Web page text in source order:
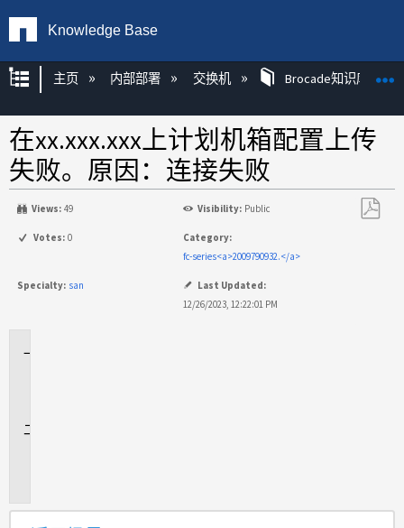
Knowledge Base
扩展/隐缩全局层次
主页 内部部署 交换机 Brocade知识库文章
在xx.xxx.xxx上计划机箱配置上传
失败。原因：连接失败
Views: 49 Visibility: Public
Votes: 0
Category:
fc-series<a>2009790932.</a>
Specialty: san
Last Updated:
12/26/2023, 12:22:01 PM